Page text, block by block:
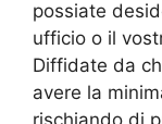
possiate
ufficio o il
Diffidate da
avere la
rischiando di